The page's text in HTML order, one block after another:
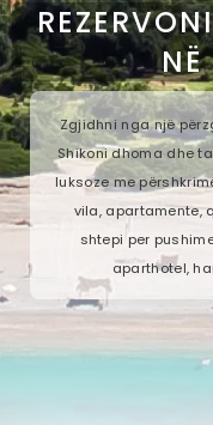
NË
Zgjidhni nga një
Shikoni dhoma dhe
luksoze me
vila, apartamente,
shtepi per
aparthotel,